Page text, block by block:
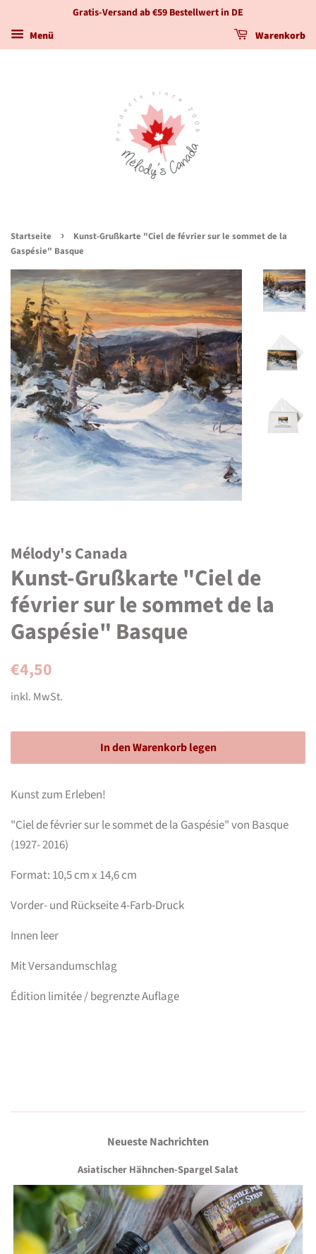
Gratis-Versand ab €59 Bestellwert in DE
Menü
Warenkorb
Startseite ›
Kunst-Grußkarte "Ciel de février sur le sommet de la
Gaspésie" Basque
Mélody's Canada
Kunst-Grußkarte "Ciel de
février sur le sommet de la
Gaspésie" Basque
Normaler
€4,50
inkl. MwSt.
In den Warenkorb legen
Kunst zum Erleben!
"Ciel de février sur le sommet de la Gaspésie" von Basque
(1927- 2016)
Format: 10,5 cm x 14,6 cm
Vorder- und Rückseite 4-Farb-Druck
Innen leer
Mit Versandumschlag
Édition limitée / begrenzte Auflage
Neueste Nachrichten
Asiatischer Hähnchen-Spargel Salat